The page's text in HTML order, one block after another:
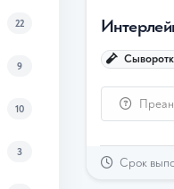
22
9
10
3
Срок